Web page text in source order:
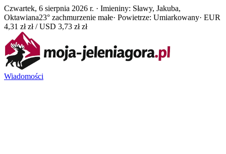
Czwartek, 6 sierpnia 2026 r. · Imieniny: Sławy, Jakuba,
Oktawiana23° zachmurzenie małe· Powietrze: Umiarkowany· EUR
4,31 zł zł / USD 3,73 zł zł
Wiadomości